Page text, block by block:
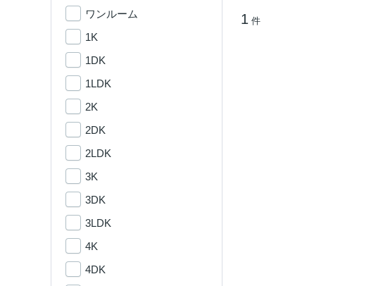
1 件
ワンルーム
1K
1DK
1LDK
2K
2DK
2LDK
3K
3DK
3LDK
4K
4DK